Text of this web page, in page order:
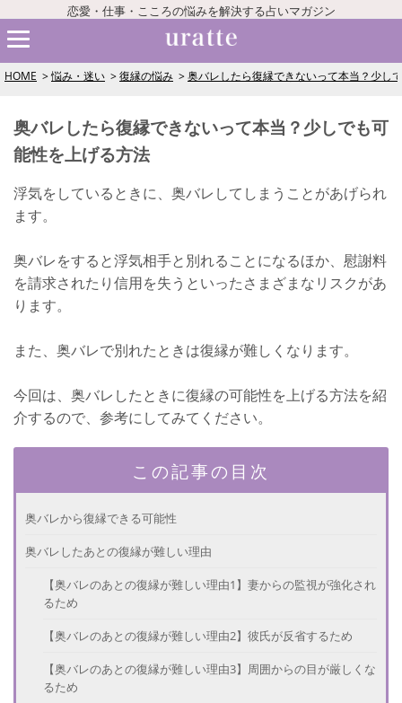
恋愛・仕事・こころの悩みを解決する占いマガジン
HOME 悩み・迷い 復縁の悩み 奥バレしたら復縁できないって本当？少し
奥バレしたら復縁できないって本当？少しでも可
能性を上げる方法
浮気をしているときに、奥バレしてしまうことがあげられ
ます。
奥バレをすると浮気相手と別れることになるほか、慰謝料
を請求されたり信用を失うといったさまざまなリスクがあ
ります。
また、奥バレで別れたときは復縁が難しくなります。
今回は、奥バレしたときに復縁の可能性を上げる方法を紹
介するので、参考にしてみてください。
この記事の目次
奥バレから復縁できる可能性
奥バレしたあとの復縁が難しい理由
【奥バレのあとの復縁が難しい理由1】妻からの監視が強化され
るため
【奥バレのあとの復縁が難しい理由2】彼氏が反省するため
【奥バレのあとの復縁が難しい理由3】周囲からの目が厳しくな
るため